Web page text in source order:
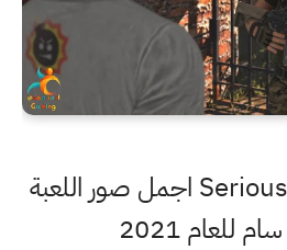
صور لعبة Serious Sam 4 اجمل صور اللعبة
للعام 2021